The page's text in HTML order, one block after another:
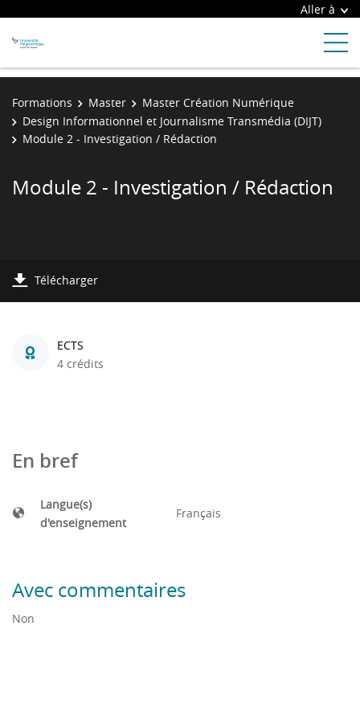
Aller à
Formations Master
Master Création Numérique
Design Informationnel et Journalisme Transmédia (DIJT)
Module 2 - Investigation / Rédaction
Module 2 - Investigation / Rédaction
Télécharger
ECTS
4 crédits
En bref
Langue(s)
d'enseignement
Français
Avec commentaires
Non